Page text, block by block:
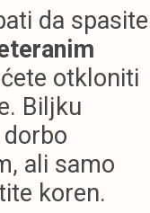
da spasite
otkloniti
Biljku
ali samo
koren.